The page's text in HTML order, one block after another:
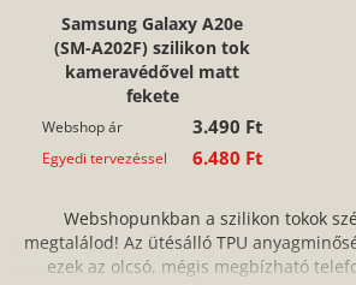
Samsung Galaxy A20e
(SM-A202F) szilikon tok
kameravédővel matt
fekete
Webshop ár 3.490 Ft
Egyedi tervezéssel 6.480 Ft
Webshopunkban a szilikon tokok
megtalálod! Az ütésálló TPU
ezek az olcsó, mégis megbízható